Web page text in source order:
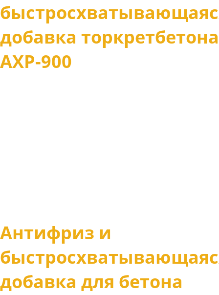
добавка торкретбетона
АХP-900
Антифриз и
добавка для бетона